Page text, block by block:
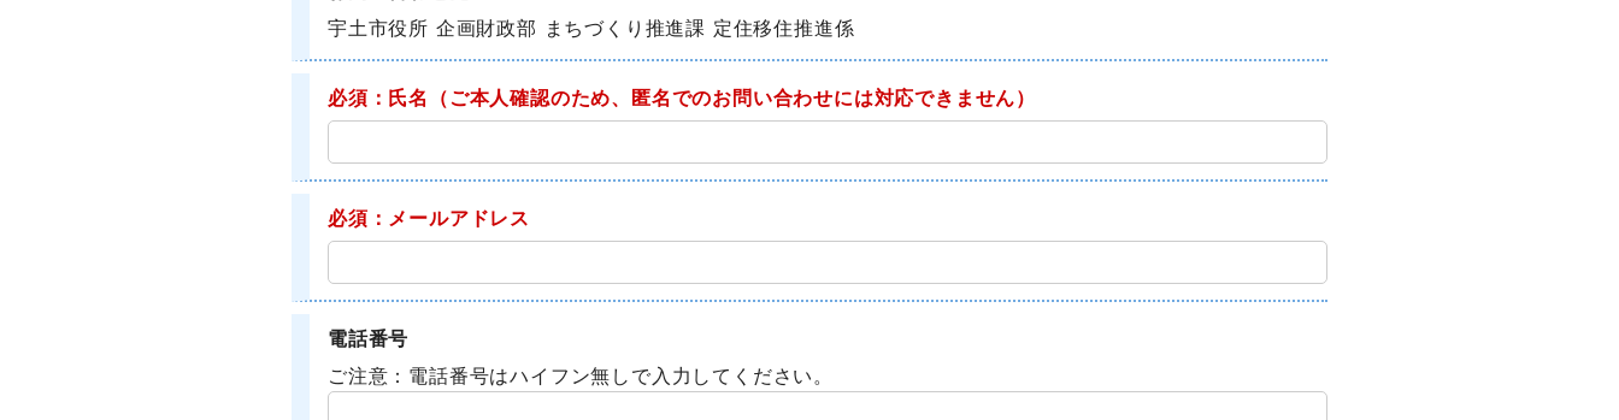
宇土市役所 企画財政部 まちづくり推進課 定住移住推進係
必須：氏名 （ご本人確認のため、匿名でのお問い合わせには対応できません）
必須：メールアドレス
電話番号
ご注意：電話番号はハイフン無しで入力してください。